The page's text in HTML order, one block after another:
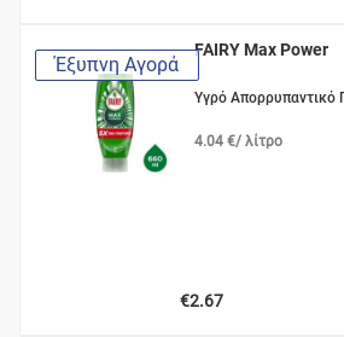
Έξυπνη Αγορά
FAIRY Max Power
Υγρό Απορρυπαντικό
4.04 €/ λίτρο
€2.67